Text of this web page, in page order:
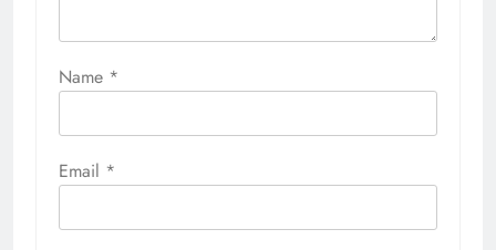
Name *
Email *